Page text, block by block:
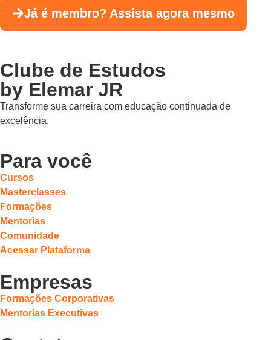
Já é membro? Assista agora mesmo
Clube de Estudos
by Elemar JR
Transforme sua carreira com educação continuada de
excelência.
Para você
Cursos
Masterclasses
Formações
Mentorias
Comunidade
Acessar Plataforma
Empresas
Formações Corporativas
Mentorias Executivas